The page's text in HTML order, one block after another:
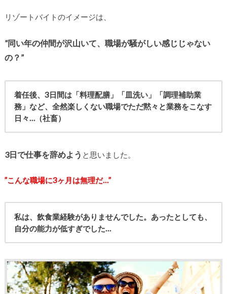
リゾートバイトのイメージは、
”同い年の仲間が沢山いて、 職場が騒がしい感じじゃない
の？”
着任後、3日間は「料理配膳」「皿洗い」「調理補助業
務」など、全然楽しくない職場でただ黙々と業務をこなす
日々…（社畜）
3日で仕事を辞めよう と思いました。
”こんな職場に3ヶ月は無理だ…”
私は、飲食業経験がありませんでした。 あったとしても、
自分の能力が低すぎでした…